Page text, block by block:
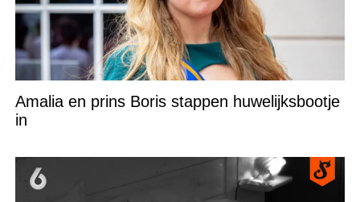
Amalia en prins Boris stappen huwelijksbootje
in